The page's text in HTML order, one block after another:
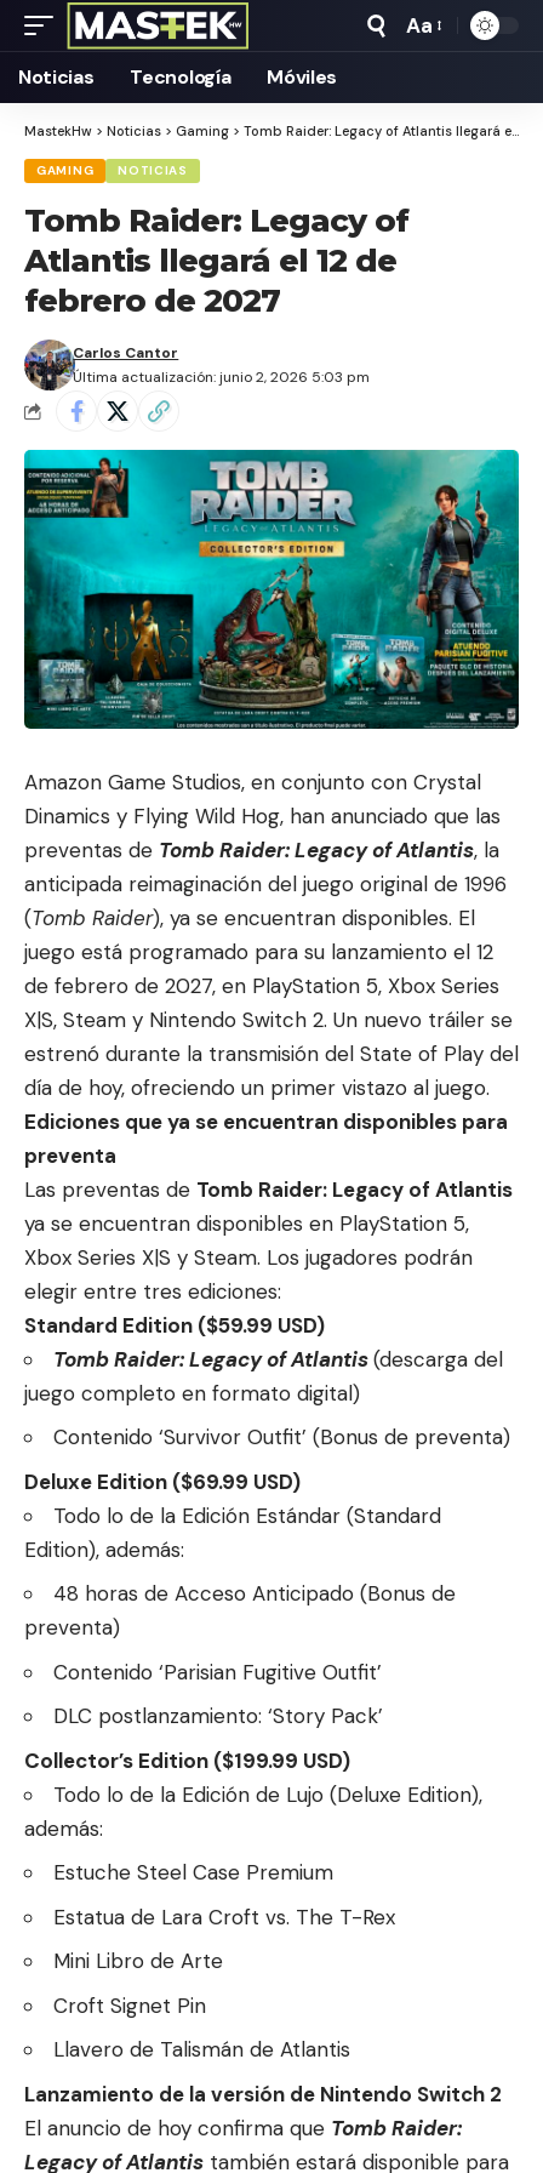
Tamaño
Aa
Noticias Tecnología Móviles
MastekHw > Noticias > Gaming > Tomb Raider: Legacy of Atlantis llegará el 12 de febrero de 2027
GAMING NOTICIAS
Tomb Raider: Legacy of
Atlantis llegará el 12 de
febrero de 2027
Última actualización: junio 2, 2026 5:03 pm
Carlos Cantor
Amazon Game Studios, en conjunto con Crystal
Dinamics y Flying Wild Hog, han anunciado que las
preventas de Tomb Raider: Legacy of Atlantis, la
anticipada reimaginación del juego original de 1996
(Tomb Raider), ya se encuentran disponibles. El
juego está programado para su lanzamiento el 12
de febrero de 2027, en PlayStation 5, Xbox Series
X|S, Steam y Nintendo Switch 2. Un nuevo tráiler se
estrenó durante la transmisión del State of Play del
día de hoy, ofreciendo un primer vistazo al juego.
Ediciones que ya se encuentran disponibles para
preventa
Las preventas de Tomb Raider: Legacy of Atlantis
ya se encuentran disponibles en PlayStation 5,
Xbox Series X|S y Steam. Los jugadores podrán
elegir entre tres ediciones:
Standard Edition ($59.99 USD)
Tomb Raider: Legacy of Atlantis(descarga del
juego completo en formato digital)
Contenido ‘Survivor Outfit’ (Bonus de preventa)
Deluxe Edition ($69.99 USD)
Todo lo de la Edición Estándar (Standard
Edition), además:
48 horas de Acceso Anticipado (Bonus de
preventa)
Contenido ‘Parisian Fugitive Outfit’
DLC postlanzamiento: ‘Story Pack’
Collector’s Edition ($199.99 USD)
Todo lo de la Edición de Lujo (Deluxe Edition),
además:
Estuche Steel Case Premium
Estatua de Lara Croft vs. The T-Rex
Mini Libro de Arte
Croft Signet Pin
Llavero de Talismán de Atlantis
Lanzamiento de la versión de Nintendo Switch 2
El anuncio de hoy confirma que Tomb Raider:
Legacy of Atlantis también estará disponible para